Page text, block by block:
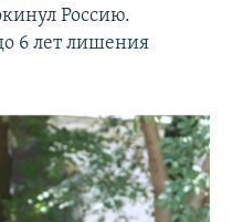
Россию.
6 лет лишения